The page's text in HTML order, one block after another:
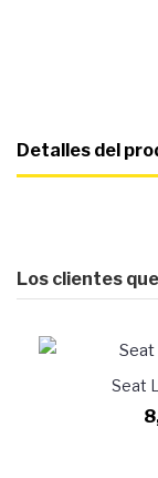
Detalles del
Los clientes
Seat